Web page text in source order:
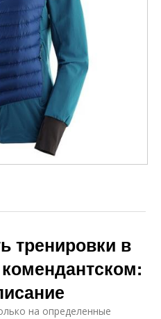
тренировки в
на определенные